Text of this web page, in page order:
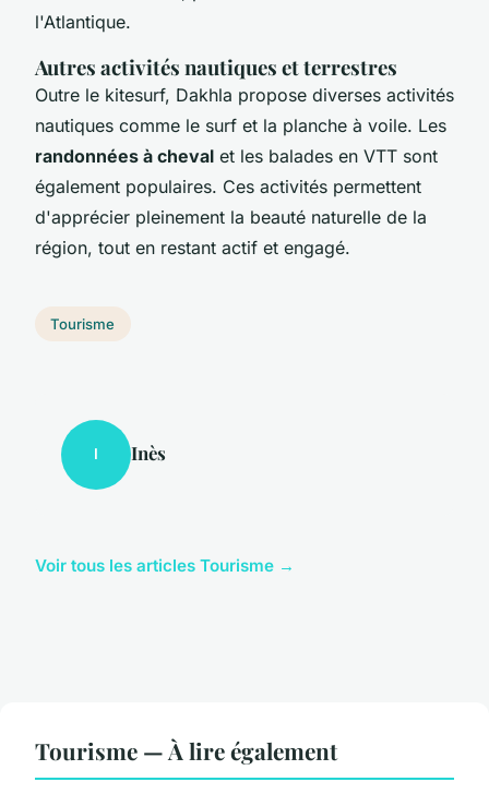
l'Atlantique.
Autres activités nautiques et terrestres
Outre le kitesurf, Dakhla propose diverses activités
nautiques comme le surf et la planche à voile. Les
randonnées à cheval et les balades en VTT sont
également populaires. Ces activités permettent
d'apprécier pleinement la beauté naturelle de la
région, tout en restant actif et engagé.
Tourisme
I Inès
Voir tous les articles Tourisme →
Tourisme — À lire également